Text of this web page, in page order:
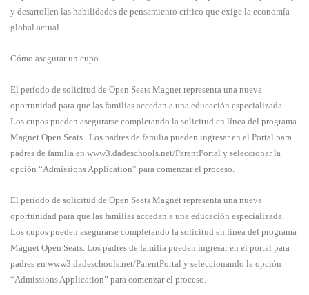
y desarrollen las habilidades de pensamiento crítico que exige la economía
global actual.
Cómo asegurar un cupo
El período de solicitud de Open Seats Magnet representa una nueva
oportunidad para que las familias accedan a una educación especializada.
Los cupos pueden asegurarse completando la solicitud en línea del programa
Magnet Open Seats. Los padres de familia pueden ingresar en el Portal para
padres de familia en www3.dadeschools.net/ParentPortal y seleccionar la
opción “Admissions Application” para comenzar el proceso.
El período de solicitud de Open Seats Magnet representa una nueva
oportunidad para que las familias accedan a una educación especializada.
Los cupos pueden asegurarse completando la solicitud en línea del programa
Magnet Open Seats. Los padres de familia pueden ingresar en el portal para
padres en www3.dadeschools.net/ParentPortal y seleccionando la opción
“Admissions Application” para comenzar el proceso.